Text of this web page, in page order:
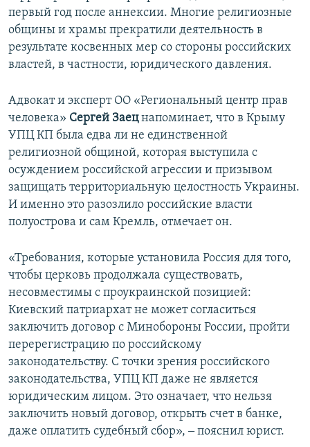
первый год после аннексии. Многие религиозные
общины и храмы прекратили деятельность в
результате косвенных мер со стороны российских
властей, в частности, юридического давления.
Адвокат и эксперт ОО «Региональный центр прав
человека» Сергей Заецнапоминает, что в Крыму
УПЦ КП была едва ли не единственной
религиозной общиной, которая выступила с
осуждением российской агрессии и призывом
защищать территориальную целостность Украины.
И именно это разозлило российские власти
полуострова и сам Кремль, отмечает он.
«Требования, которые установила Россия для того,
чтобы церковь продолжала существовать,
несовместимы с проукраинской позицией:
Киевский патриархат не может согласиться
заключить договор с Минобороны России, пройти
перерегистрацию по российскому
законодательству. С точки зрения российского
законодательства, УПЦ КП даже не является
юридическим лицом. Это означает, что нельзя
заключить новый договор, открыть счет в банке,
даже оплатить судебный сбор», ‒ пояснил юрист.